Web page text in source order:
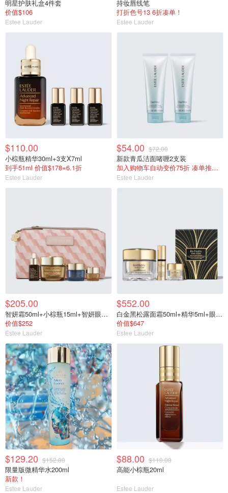
明星护肤礼盒4件套
价值$106
Estee Lauder
持妆唇线笔
打折色号13 6折凑单！
Estee Lauder
$110.00
小棕瓶精华30ml+3支X7ml
到手51ml 价值$178=6.1折
Estee Lauder
$54.00 $72.00
新款青瓜洁面啫喱2支装
加入购物车自动变价75折 凑单推荐！
Estee Lauder
$205.00
智妍霜50ml+小棕瓶15ml+智妍眼霜5ml+智妍晚霜15ml+化妆包
价值$252
Estee Lauder
$552.00
白金黑松露面霜50ml+精华5ml+眼霜5ml
价值$647
Estee Lauder
$129.20 $152.00
限量版微精华水200ml
新款！
Estee Lauder
$88.00 $110.00
高能小棕瓶20ml
Estee Lauder